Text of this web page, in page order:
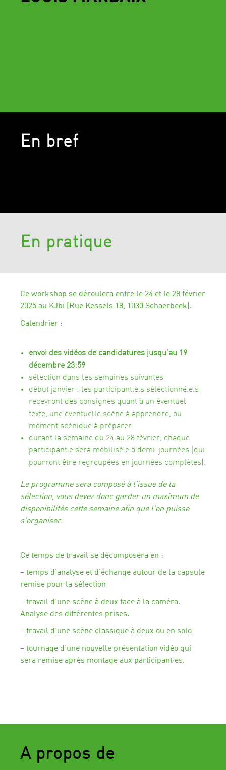
En bref
En pratique
Ce workshop se déroulera entre le 24 et le 28 février
2025 au KJbi (Rue Kessels 18, 1030 Schaerbeek).
Calendrier :
envoi des vidéos de candidatures jusqu’au 19
décembre 23:59
sélection dans les semaines suivantes
début janvier : les participant.e.s sélectionné.e.s
recevront des consignes quant à un éventuel
texte, une éventuelle scène à apprendre, ou
moment scénique à préparer.
durant la semaine du 24 au 28 février, chaque
participant.e sera mobilisé.e 5 demi-journées (qui
pourront être regroupées en journées complètes).
Le programme sera composé à l’issue de la
sélection, vous devez donc garder un maximum de
disponibilités cette semaine afin que l’on puisse
s’organiser.
Ce temps de travail se décomposera en :
– temps d’analyse et d’échange autour de la capsule
remise pour la sélection
– travail d’une scène à deux face à la caméra.
Analyse des différentes prises.
– travail d’une scène classique à deux ou en solo
– tournage d’une nouvelle présentation vidéo qui
sera remise après montage aux participant·es.
A propos de